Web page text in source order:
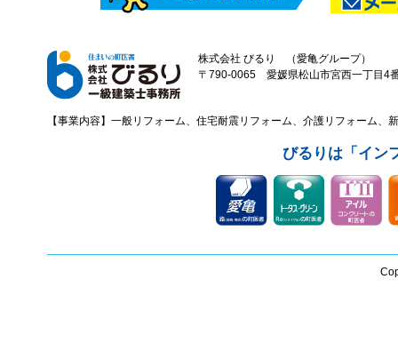
株式会社 びるり （愛亀グループ）
〒790-0065 愛媛県松山市宮西一丁
【事業内容】一般リフォーム、住宅耐震リフォーム、介護リフォーム
びるりは「イン